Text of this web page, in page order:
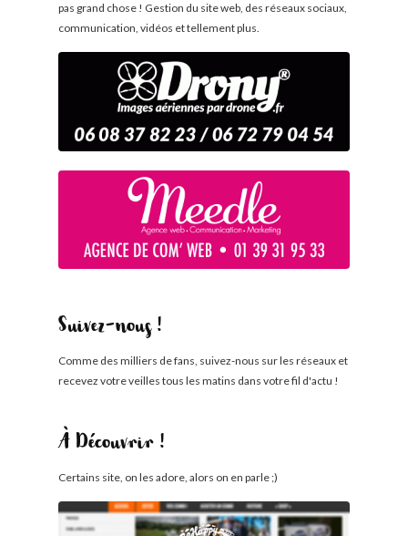
pas grand chose ! Gestion du site web, des réseaux sociaux,
communication, vidéos et tellement plus.
Suivez-nous !
Comme des milliers de fans, suivez-nous sur les réseaux et
recevez votre veilles tous les matins dans votre fil d'actu !
À Découvrir !
Certains site, on les adore, alors on en parle ;)